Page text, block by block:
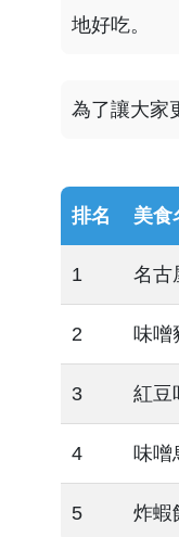
地好吃。
為了讓大家
排名 美食
1 名古
2 味噌
3 紅豆
4 味噌
5 炸蝦